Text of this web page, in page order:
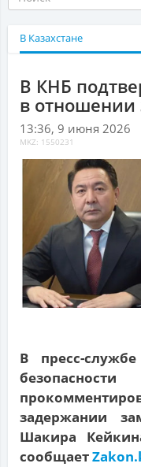
В Казахстане
В КНБ
в
13:36, 9 июня 2026
MKZ: 1550231
В пресс-
задержании
Шакира
сообщает